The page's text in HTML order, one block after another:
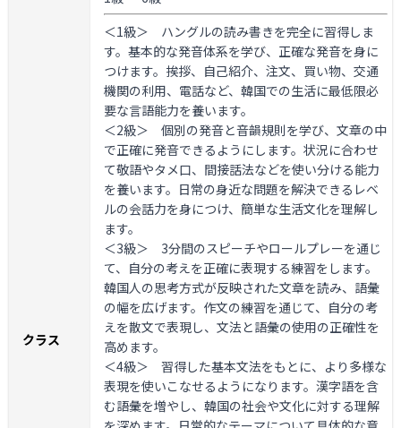
クラス
＜1級＞ ハングルの読み書きを完全に習得しま
す。基本的な発音体系を学び、正確な発音を身に
つけます。挨拶、自己紹介、注文、買い物、交通
機関の利用、電話など、韓国での生活に最低限必
要な言語能力を養います。
＜2級＞ 個別の発音と音韻規則を学び、文章の中
で正確に発音できるようにします。状況に合わせ
て敬語やタメ口、間接話法などを使い分ける能力
を養います。日常の身近な問題を解決できるレベ
ルの会話力を身につけ、簡単な生活文化を理解し
ます。
＜3級＞ 3分間のスピーチやロールプレーを通じ
て、自分の考えを正確に表現する練習をします。
韓国人の思考方式が反映された文章を読み、語彙
の幅を広げます。作文の練習を通じて、自分の考
えを散文で表現し、文法と語彙の使用の正確性を
高めます。
＜4級＞ 習得した基本文法をもとに、より多様な
表現を使いこなせるようになります。漢字語を含
む語彙を増やし、韓国の社会や文化に対する理解